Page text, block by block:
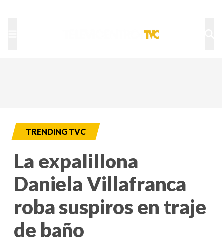
TRENDING TVC
La expalillona
Daniela Villafranca
roba suspiros en traje
de baño